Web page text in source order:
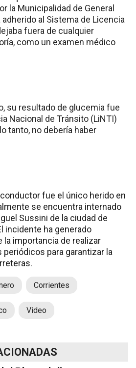
la Municipalidad de General
adherido al Sistema de Licencia
fuera de cualquier
como un examen médico
su resultado de glucemia fue
Nacional de Tránsito (LiNTI)
tanto, no debería haber
fue el único herido en
se encuentra internado
Sussini de la ciudad de
incidente ha generado
la importancia de realizar
para garantizar la
Corrientes
Video